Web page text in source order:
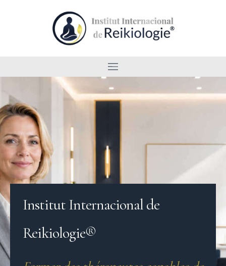
Institut Internacional de
Reikiologie®